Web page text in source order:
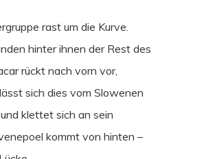
rast um die Kurve.
hinter ihnen der Rest des
rückt nach vorn vor,
sich dies vom Slowenen
klettet sich an sein
kommt von hinten –